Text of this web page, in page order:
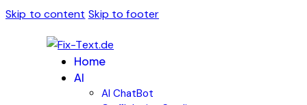
Skip to content Skip to footer
Home
AI
AI ChatBot